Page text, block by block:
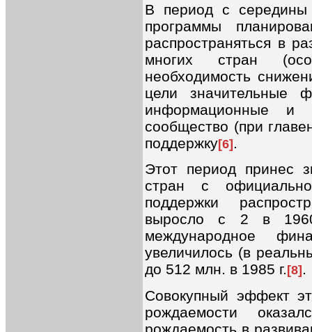
В период с середины
программы
распространяться в
многих стран
необходимость
цели значительные
информационные и
сообщество (при
поддержку[6].
Этот период принес
стран с
поддержки
выросло с 2 в
международное
увеличилось (в
до 512 млн. в 1985 г.[8].
Совокупный эффект
рождаемости
рождаемость в